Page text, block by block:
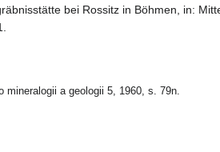
bei Rossitz in Böhmen, in:
mineralogii a geologii 5, 1960, s. 79n.